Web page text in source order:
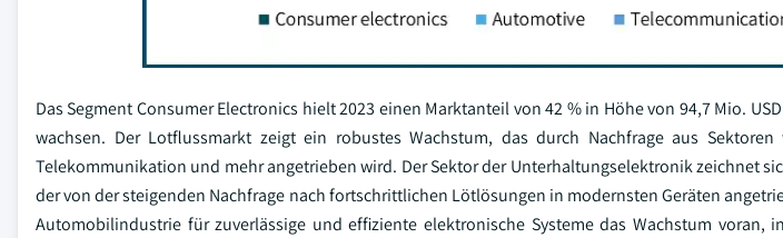
Das Segment Consumer Electronics hielt 2023 einen Marktanteil von 42 % in Höhe von 94,7 Mio.
wachsen. Der Lotflussmarkt zeigt ein robustes Wachstum, das durch Nachfrage aus
Telekommunikation und mehr angetrieben wird. Der Sektor der Unterhaltungselektronik zeichnet
der von der steigenden Nachfrage nach fortschrittlichen Lötlösungen in modernsten Geräten
Automobilindustrie für zuverlässige und effiziente elektronische Systeme das Wachstum voran,